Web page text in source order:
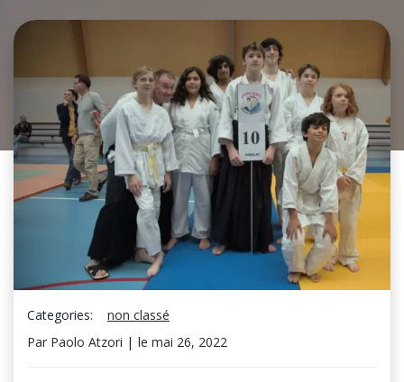
Categories:
non classé
Par Paolo Atzori | le mai 26, 2022